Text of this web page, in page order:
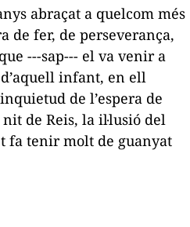
abraçat a quelcom més
de fer, de perseverança,
---sap--- el va venir a
infant, en ell
de l’espera de
de Reis, la il·lusió del
fa tenir molt de guanyat